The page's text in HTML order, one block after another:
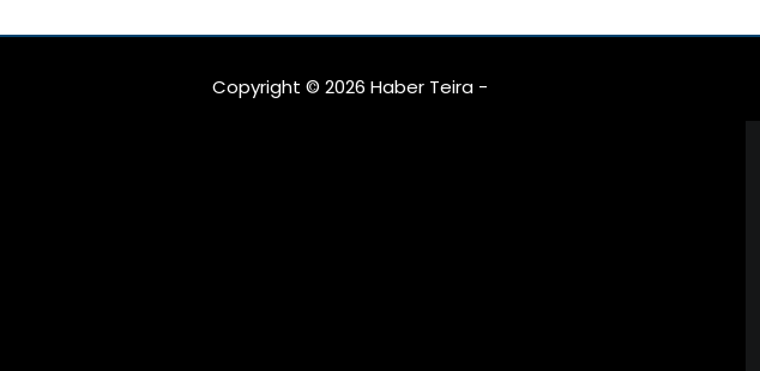
1000’e 8 Öğrenci
Copyright © 2026 Haber Teira -